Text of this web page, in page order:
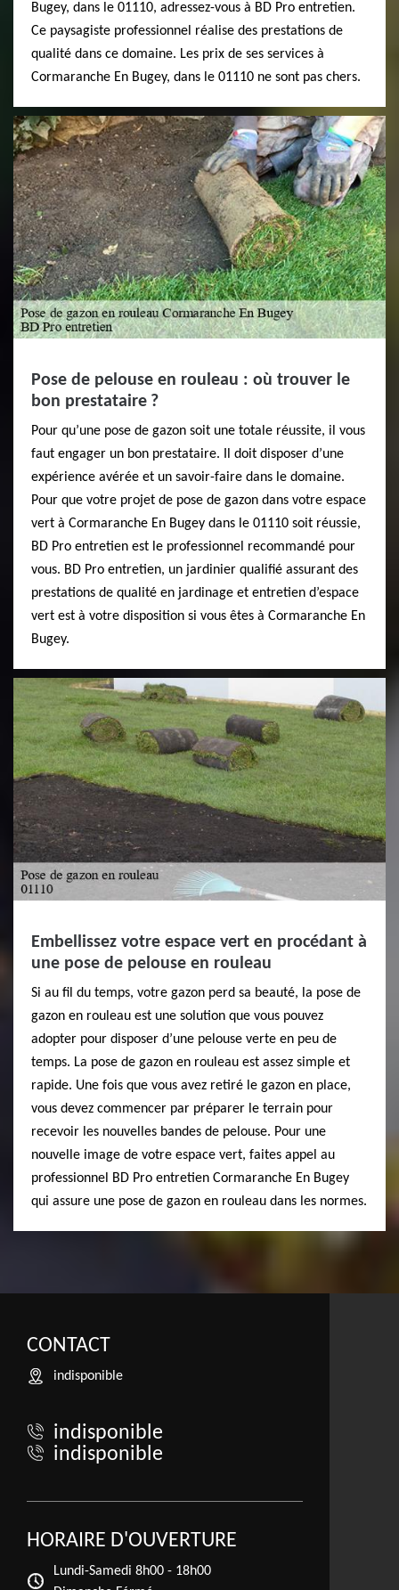
Bugey, dans le 01110, adressez-vous à BD Pro entretien.
Ce paysagiste professionnel réalise des prestations de
qualité dans ce domaine. Les prix de ses services à
Cormaranche En Bugey, dans le 01110 ne sont pas chers.
Pose de pelouse en rouleau : où trouver le
bon prestataire ?
Pour qu’une pose de gazon soit une totale réussite, il vous
faut engager un bon prestataire. Il doit disposer d’une
expérience avérée et un savoir-faire dans le domaine.
Pour que votre projet de pose de gazon dans votre espace
vert à Cormaranche En Bugey dans le 01110 soit réussie,
BD Pro entretien est le professionnel recommandé pour
vous. BD Pro entretien, un jardinier qualifié assurant des
prestations de qualité en jardinage et entretien d’espace
vert est à votre disposition si vous êtes à Cormaranche En
Bugey.
Embellissez votre espace vert en procédant à
une pose de pelouse en rouleau
Si au fil du temps, votre gazon perd sa beauté, la pose de
gazon en rouleau est une solution que vous pouvez
adopter pour disposer d’une pelouse verte en peu de
temps. La pose de gazon en rouleau est assez simple et
rapide. Une fois que vous avez retiré le gazon en place,
vous devez commencer par préparer le terrain pour
recevoir les nouvelles bandes de pelouse. Pour une
nouvelle image de votre espace vert, faites appel au
professionnel BD Pro entretien Cormaranche En Bugey
qui assure une pose de gazon en rouleau dans les normes.
CONTACT
indisponible
indisponible
indisponible
HORAIRE D'OUVERTURE
Lundi-Samedi 8h00 - 18h00